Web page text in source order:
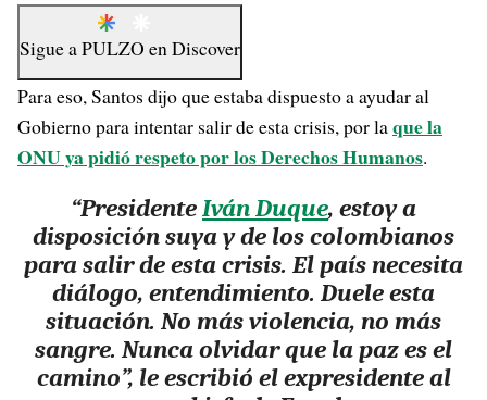
Sigue aPULZO enDiscover
Para eso, Santos dijo que estaba dispuesto a ayudar al
Gobierno para intentar salir de esta crisis, por laque la
ONU ya pidió respeto por los Derechos Humanos.
“PresidenteIván Duque, estoy a
disposición suya y de los colombianos
para salir de esta crisis. El país necesita
diálogo, entendimiento. Duele esta
situación. No más violencia, no más
sangre. Nunca olvidar que la paz es el
camino”, le escribió el expresidente al